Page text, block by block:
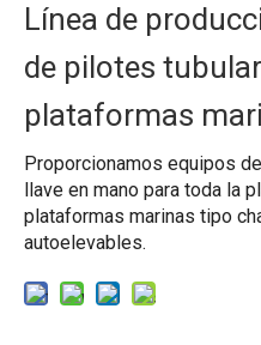
Línea de
de pilotes
plataformas
Proporcionamos equipos
llave en mano para toda la
plataformas marinas tipo
autoelevables.